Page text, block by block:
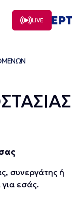
LIVE
συνεργάτης ή
για εσάς.